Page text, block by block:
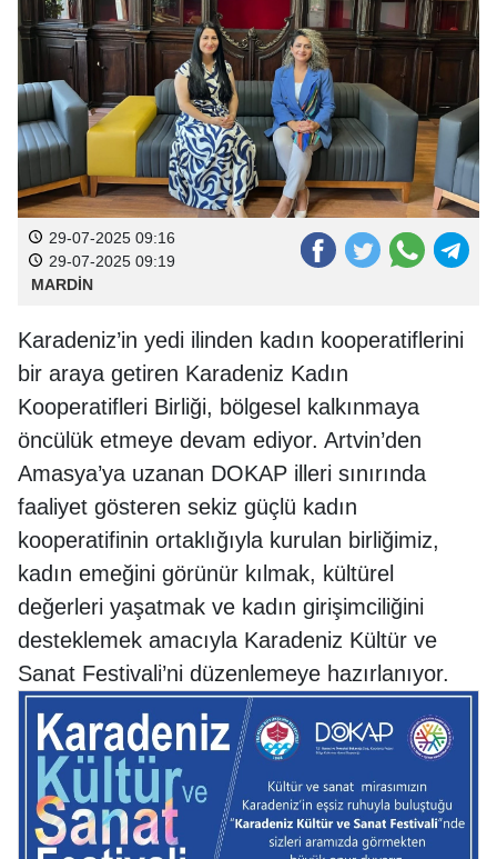
29-07-2025 09:16
29-07-2025 09:19
MARDİN
Karadeniz’in yedi ilinden kadın kooperatiflerini
bir araya getiren Karadeniz Kadın
Kooperatifleri Birliği, bölgesel kalkınmaya
öncülük etmeye devam ediyor. Artvin’den
Amasya’ya uzanan DOKAP illeri sınırında
faaliyet gösteren sekiz güçlü kadın
kooperatifinin ortaklığıyla kurulan birliğimiz,
kadın emeğini görünür kılmak, kültürel
değerleri yaşatmak ve kadın girişimciliğini
desteklemek amacıyla Karadeniz Kültür ve
Sanat Festivali’ni düzenlemeye hazırlanıyor.